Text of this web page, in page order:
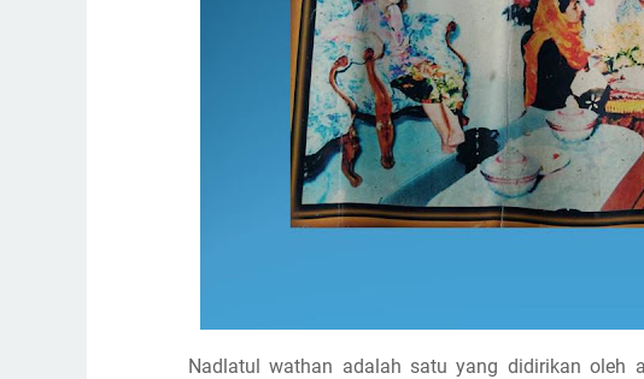
Nadlatul wathan adalah satu yang didirikan oleh